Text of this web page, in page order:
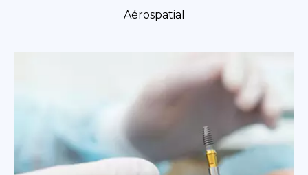
Aérospatial